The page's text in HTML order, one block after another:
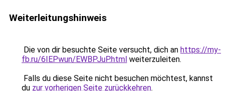
Weiterleitungshinweis
Die von dir besuchte Seite versucht, dich an https://my-
fb.ru/6IEPwun/EWBPJuP.html weiterzuleiten.
Falls du diese Seite nicht besuchen möchtest, kannst
du zur vorherigen Seite zurückkehren.